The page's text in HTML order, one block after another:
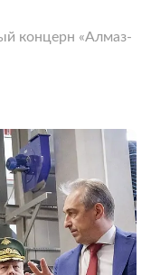
концерн «Алмаз-